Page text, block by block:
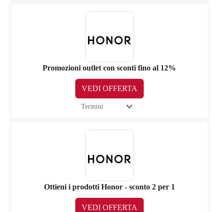
Promozioni outlet con sconti fino al 12%
VEDI OFFERTA
Termini
Ottieni i prodotti Honor - sconto 2 per 1
VEDI OFFERTA